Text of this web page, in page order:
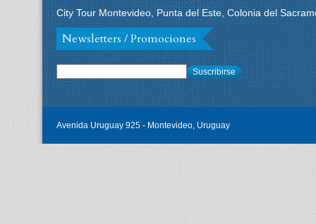
City Tour Montevideo, Punta del Este, Colonia del
Newsletters / Promociones
Suscribirse
Avenida Uruguay 925 - Montevideo, Uruguay